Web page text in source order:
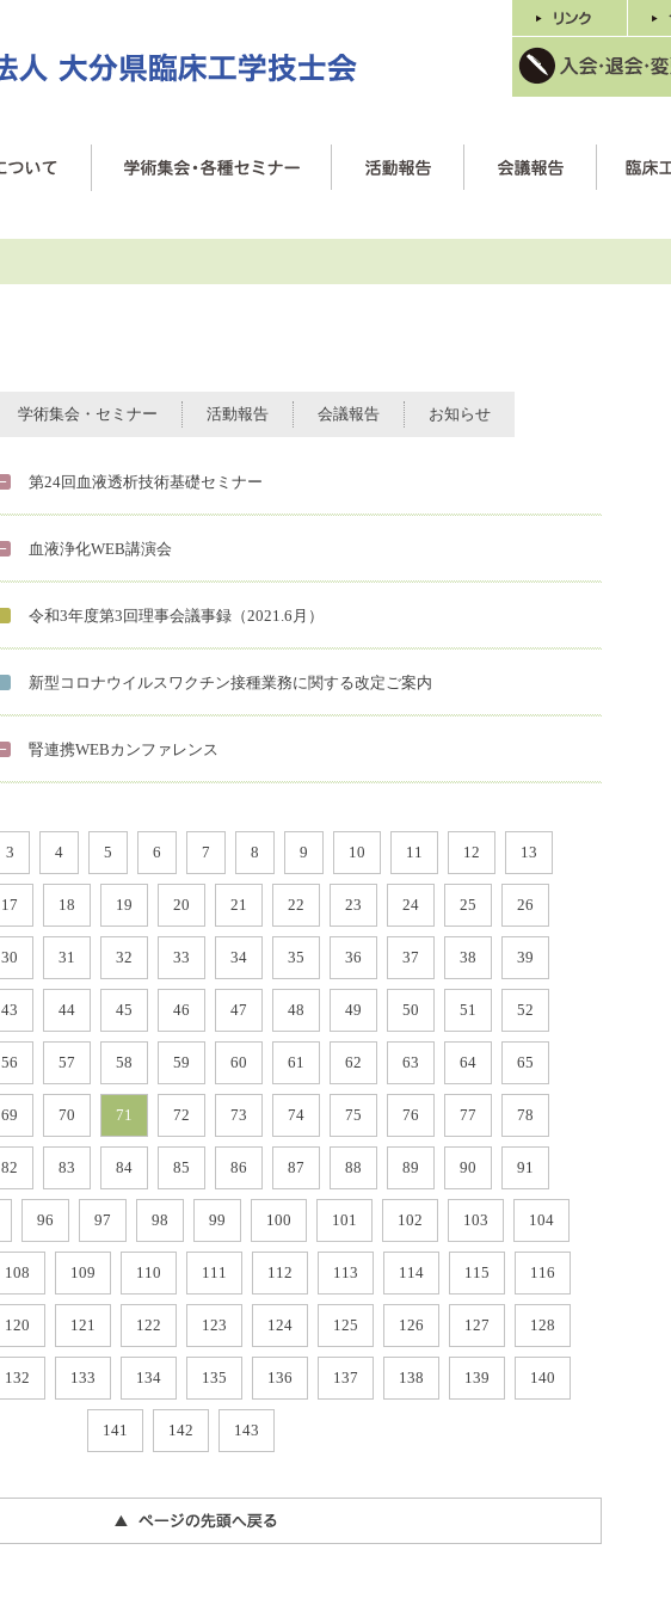
学術集会・セミナー 活動報告 会議報告 お知らせ
第24回血液透析技術基礎セミナー
血液浄化WEB講演会
令和3年度第3回理事会議事録（2021.6月）
新型コロナウイルスワクチン接種業務に関する改定ご案内
腎連携WEBカンファレンス
3 4 5 6 7 8 9 10 11 12 13
17 18 19 20 21 22 23 24 25 26
30 31 32 33 34 35 36 37 38 39
43 44 45 46 47 48 49 50 51 52
56 57 58 59 60 61 62 63 64 65
69 70 71 72 73 74 75 76 77 78
82 83 84 85 86 87 88 89 90 91
96 97 98 99 100 101 102 103 104
108 109 110 111 112 113 114 115 116
120 121 122 123 124 125 126 127 128
132 133 134 135 136 137 138 139 140
141 142 143